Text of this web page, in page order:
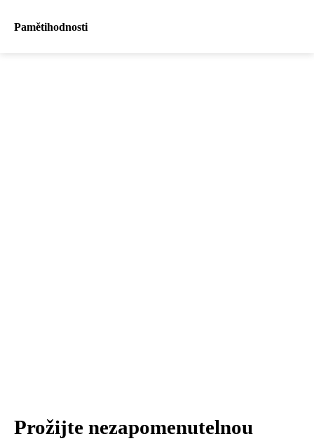
Pamětihodnosti
Prožijte nezapomenutelnou